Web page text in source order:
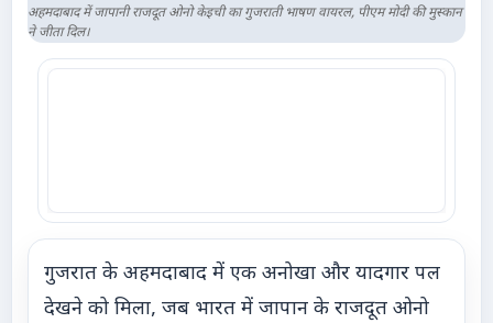
Videos
अहमदाबाद में जापानी राजदूत ओनो केइची का गुजराती भाषण वायरल, पीएम मोदी की मुस्कान
ने जीता दिल।
गुजरात के अहमदाबाद में एक अनोखा और यादगार पल
देखने को मिला, जब भारत में जापान के राजदूत ओनो